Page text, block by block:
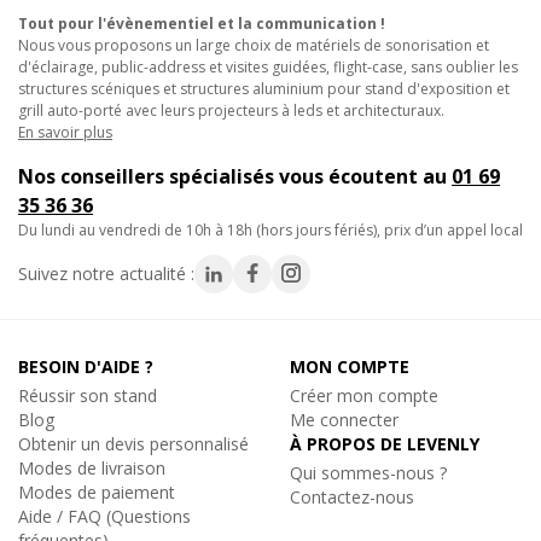
• Pièces scéniques à encombrement contraint.
• Adaptations en boutiques, magasins et corners événementiels.
• Pièce de rechange courte pour parcs de matériel Prolyte.
Caractéristiques techniques :
- Compatibilité : séries 30 et 40.
- Section : 290mm.
- Matière : aluminium.
- Filetage : M12.
Tout pour l'évènementiel et la communication !
Nous vous proposons un large choix de matériels de sonorisation et
d'éclairage, public-address et visites guidées, flight-case, sans oublier les
structures scéniques et structures aluminium pour stand d'exposition et
grill auto-porté avec leurs projecteurs à leds et architecturaux.
En savoir plus
Nos conseillers spécialisés vous écoutent au 01 69
35 36 36
du lundi au vendredi de 10h à 18h (hors jours fériés), prix d’un appel local
Suivez notre actualité :
BESOIN D'AIDE ?
Réussir son stand
Blog
Obtenir un devis personnalisé
Modes de livraison
Modes de paiement
Aide / FAQ (Questions
MON COMPTE
Créer mon compte
Me connecter
À PROPOS DE LEVENLY
Qui sommes-nous ?
Contactez-nous